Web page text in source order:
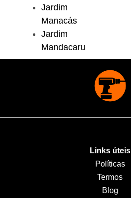
Jardim
Manacás
Jardim
Mandacaru
Links úteis
Políticas
Termos
Blog